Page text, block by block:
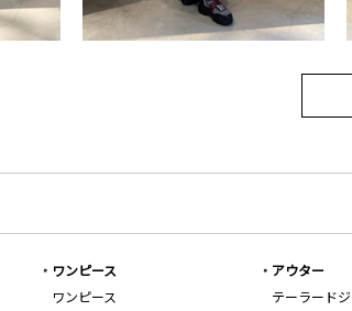
ワンピース
ワンピース
アウター
テーラード